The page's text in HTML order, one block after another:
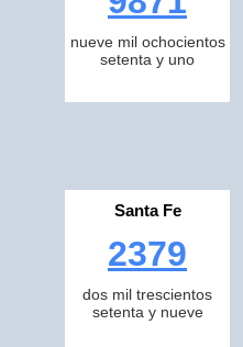
nueve mil ochocientos
setenta y uno
Santa Fe
2379
dos mil trescientos
setenta y nueve